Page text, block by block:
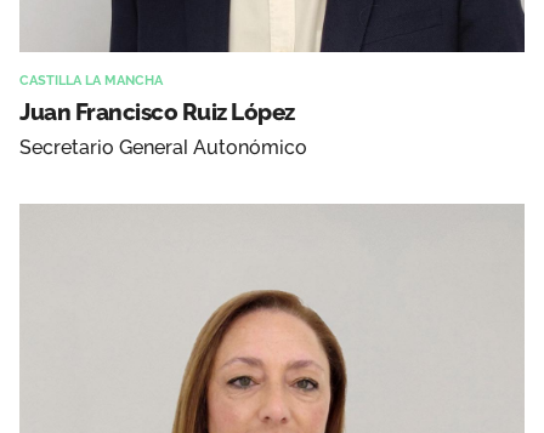
CASTILLA LA MANCHA
Juan Francisco Ruiz López
Secretario General Autonómico